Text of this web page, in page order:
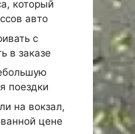
который
авто
с
в заказе
поездки
на вокзал,
цене